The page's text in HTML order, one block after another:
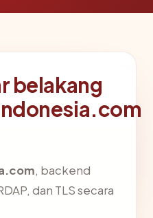
belakang
, backend
dan TLS secara